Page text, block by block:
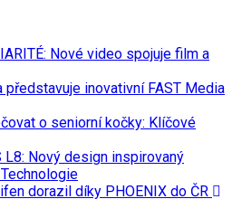
Nové video spojuje film a
představuje inovativní FAST Media
o seniorní kočky: Klíčové
L8: Nový design inspirovaný
Technologie
dorazil díky PHOENIX do ČR